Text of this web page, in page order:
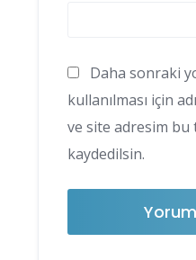
Daha sonraki
kullanılması için
ve site adresim bu
kaydedilsin.